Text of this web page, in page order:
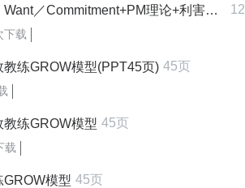
理论+利害关系人分析+双因素理论+Will／Skill矩阵+GROW模型+TAPS等
下载
练GROW模型(PPT45页) 45页
练GROW模型 45页
载
模型 45页